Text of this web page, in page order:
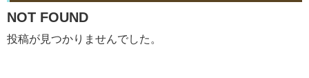
NOT FOUND
投稿が見つかりませんでした。